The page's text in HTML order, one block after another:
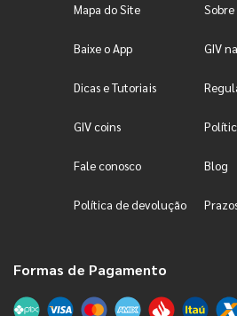
Mapa do Site
Baixe o App GIV
Dicas e Tutoriais
GIV coins
Fale conosco Blog
Política de devolução
Formas de Pagamento